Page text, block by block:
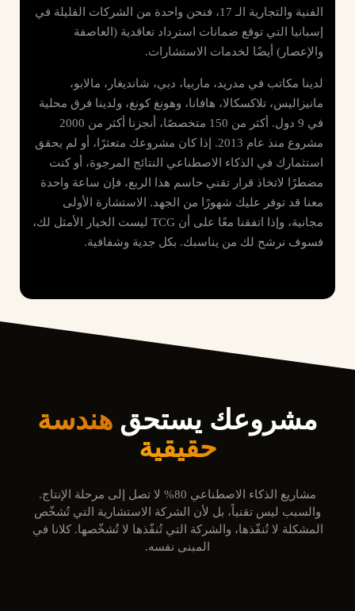
الفنية والتجارية الـ 17، فنحن واحدة من الشركات القليلة في
إسبانيا التي توقع ضمانات استرداد تعاقدية (العاصفة
والإعصار) أيضًا لخدمات الاستشارات.
لدينا مكاتب في مدريد، ماربيا، دبي، شانديغار، مالابو،
مانيزاليس، تلاكسكالا، هافانا، وهونغ كونغ، ولدينا فرق محلية
في 9 دول. أكثر من 150 متخصصًا، أنجزنا أكثر من 2000
مشروع منذ عام 2013. إذا كان مشروعك متعثرًا، أو لم يحقق
استثمارك في الذكاء الاصطناعي النتائج المرجوة، أو كنت
مضطرًا لاتخاذ قرار تقني حاسم هذا الربع، فإن ساعة واحدة
معنا قد توفر عليك شهورًا من الجهد. الاستشارة الأولى
مجانية، وإذا اتفقنا معًا على أن TCG ليست الخيار الأمثل لك،
فسوف نرشح لك من يناسبك. بكل جدية وشفافية.
مشروعك يستحق هندسة
حقيقية
مشاريع الذكاء الاصطناعي 80% لا تصل إلى مرحلة الإنتاج.
والسبب ليس تقنياً، بل لأن الشركة الاستشارية التي تُشخّص
المشكلة لا تُنفّذها، والشركة التي تُنفّذها لا تُشخّصها. كلانا في
المبنى نفسه.